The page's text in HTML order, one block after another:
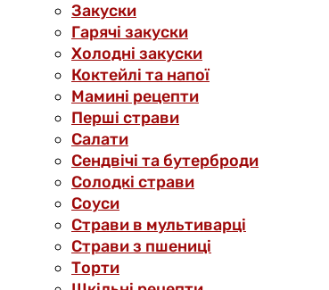
Закуски
Гарячі закуски
Холодні закуски
Коктейлі та напої
Мамині рецепти
Перші страви
Салати
Сендвічі та бутерброди
Солодкі страви
Соуси
Страви в мультиварці
Страви з пшениці
Торти